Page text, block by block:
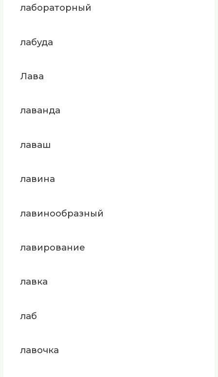
лабораторный
лабуда
Лава
лаванда
лаваш
лавина
лавинообразный
лавирование
лавка
лаб
лавочка